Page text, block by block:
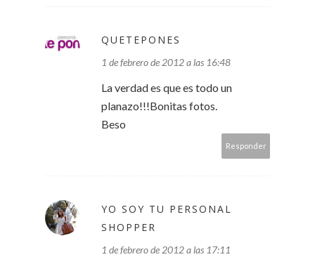
QUETEPONES
1 de febrero de 2012 a las 16:48
La verdad es que es todo un
planazo!!!Bonitas fotos.
Beso
Responder
YO SOY TU PERSONAL
SHOPPER
1 de febrero de 2012 a las 17:11